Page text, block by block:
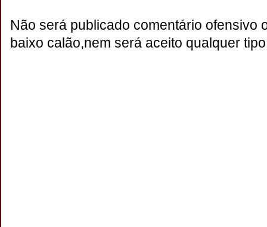
Não será publicado comentário ofensivo
baixo calão,nem será aceito qualquer